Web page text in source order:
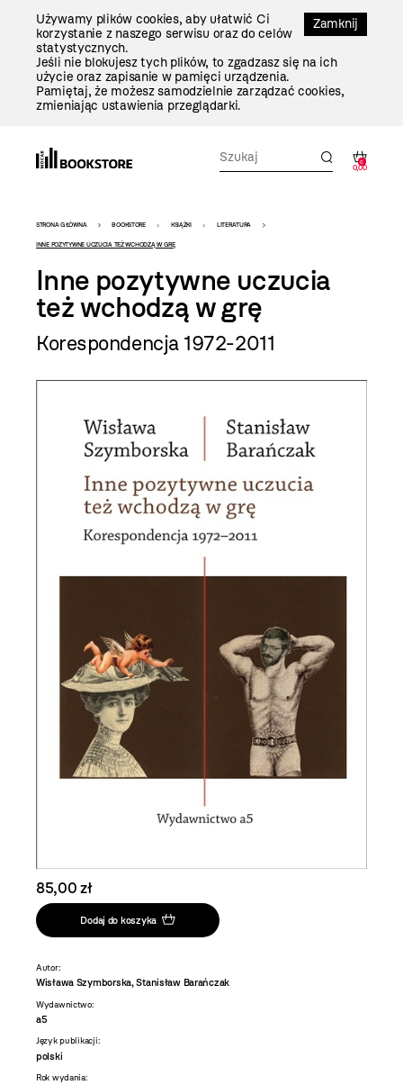
Zamknij
Używamy plików cookies, aby ułatwić Ci
korzystanie z naszego serwisu oraz do celów
statystycznych.
Jeśli nie blokujesz tych plików, to zgadzasz się na ich
użycie oraz zapisanie w pamięci urządzenia.
Pamiętaj, że możesz samodzielnie zarządzać cookies,
zmieniając ustawienia przeglądarki.
0
0,00
Bookstore
-
szablon
szczegóły
STRONA GŁÓWNA BOOKSTORE KSIĄŻKI LITERATURA
INNE POZYTYWNE UCZUCIA TEŻ WCHODZĄ W GRĘ
Inne pozytywne uczucia
też wchodzą w grę
Korespondencja 1972-2011
85,00 zł
Dodaj do koszyka
Autor:
Wisława Szymborska, Stanisław Barańczak
Wydawnictwo:
a5
Język publikacji:
polski
Rok wydania: